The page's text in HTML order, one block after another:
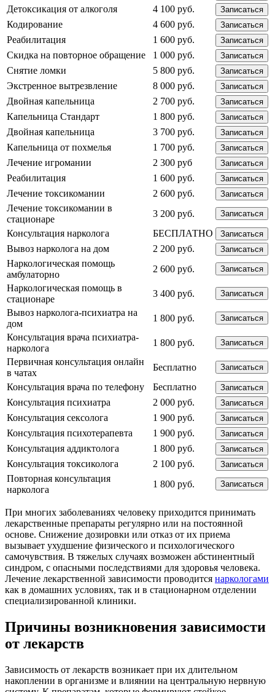
Детоксикация от алкоголя 4 100 руб. Записаться
Кодирование 4 600 руб. Записаться
Реабилитация 1 600 руб. Записаться
Скидка на повторное обращение 1 000 руб. Записаться
Снятие ломки 5 800 руб. Записаться
Экстренное вытрезвление 8 000 руб. Записаться
Двойная капельница 2 700 руб. Записаться
Капельница Стандарт 1 800 руб. Записаться
Двойная капельница 3 700 руб. Записаться
Капельница от похмелья 1 700 руб. Записаться
Лечение игромании 2 300 руб Записаться
Реабилитация 1 600 руб. Записаться
Лечение токсикомании 2 600 руб. Записаться
Лечение токсикомании в
стационаре
3 200 руб. Записаться
Консультация нарколога БЕСПЛАТНО Записаться
Вывоз нарколога на дом 2 200 руб. Записаться
Наркологическая помощь
амбулаторно
2 600 руб. Записаться
Наркологическая помощь в
стационаре
3 400 руб. Записаться
Вывоз нарколога-психиатра на
дом
1 800 руб. Записаться
Консультация врача психиатра-
нарколога
1 800 руб. Записаться
Первичная консультация онлайн
в чатах
Бесплатно Записаться
Консультация врача по телефону Бесплатно Записаться
Консультация психиатра 2 000 руб. Записаться
Консультация сексолога 1 900 руб. Записаться
Консультация психотерапевта 1 900 руб. Записаться
Консультация аддиктолога 1 800 руб. Записаться
Консультация токсиколога 2 100 руб. Записаться
Повторная консультация
нарколога
1 800 руб. Записаться
При многих заболеваниях человеку приходится принимать
лекарственные препараты регулярно или на постоянной
основе. Снижение дозировки или отказ от их приема
вызывает ухудшение физического и психологического
самочувствия. В тяжелых случаях возможен абстинентный
синдром, с опасными последствиями для здоровья человека.
Лечение лекарственной зависимости проводится наркологами
как в домашних условиях, так и в стационарном отделении
специализированной клиники.
Причины возникновения зависимости
от лекарств
Зависимость от лекарств возникает при их длительном
накоплении в организме и влиянии на центральную нервную